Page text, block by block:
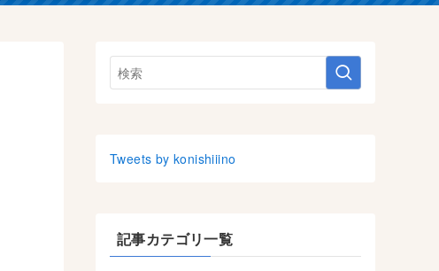
Tweets by konishiiino
記事カテゴリ一覧